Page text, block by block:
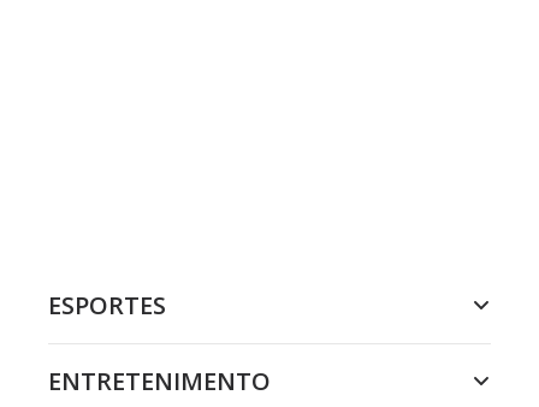
ESPORTES
ENTRETENIMENTO